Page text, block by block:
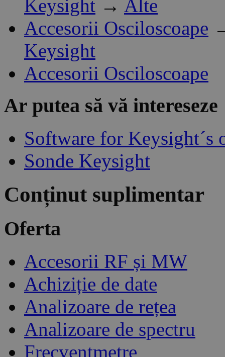
Keysight → Alte
Accesorii Osciloscoape
Keysight
Accesorii Osciloscoape
Ar putea să vă intereseze
Software for Keysight´s
Sonde Keysight
Conținut suplimentar
Oferta
Accesorii RF și MW
Achiziție de date
Analizoare de rețea
Analizoare de spectru
Frecvențmetre